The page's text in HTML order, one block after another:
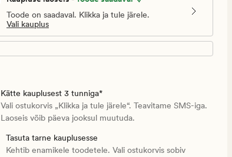
Toode on saadaval. Klikka ja tule järele.
Vali kauplus
Kätte kauplusest 3 tunniga*
Vali ostukorvis „Klikka ja tule järele“. Teavitame SMS-iga.
Laoseis võib päeva jooksul muutuda.
Tasuta tarne kauplusesse
Kehtib enamikele toodetele. Vali ostukorvis sobiv